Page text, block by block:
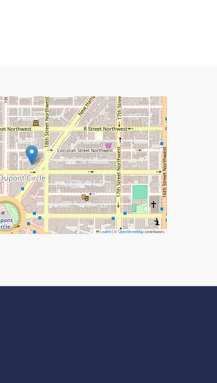
Leaflet|©OpenStreetMapcontributors